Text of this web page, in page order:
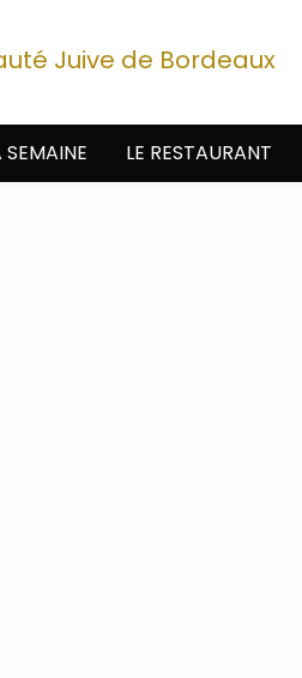
Juive de Bordeaux
SEMAINE LE RESTAURANT